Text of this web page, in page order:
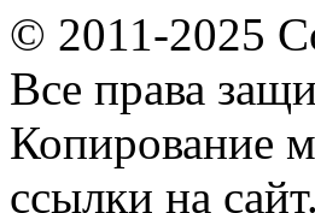
© 2011-2025
Все права
Копирование
ссылки на сайт.